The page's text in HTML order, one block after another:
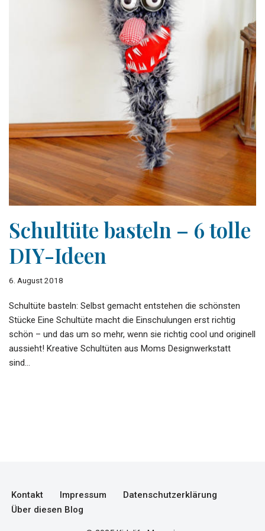
Schultüte basteln – 6 tolle
DIY-Ideen
6. August 2018
Schultüte basteln: Selbst gemacht entstehen die schönsten
Stücke Eine Schultüte macht die Einschulungen erst richtig
schön – und das um so mehr, wenn sie richtig cool und originell
aussieht! Kreative Schultüten aus Moms Designwerkstatt
sind…
Kontakt Impressum
Datenschutzerklärung
Über diesen Blog